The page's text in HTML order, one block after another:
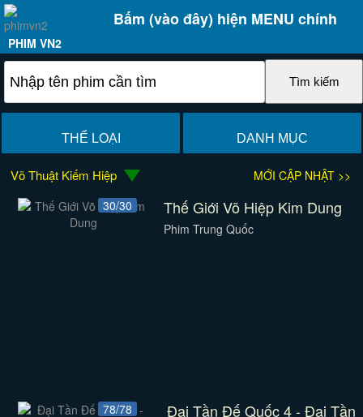
Bấm (vào đây) hiện MENU chính
PHIM VN2
THỂ LOẠI DANH MỤC
Võ Thuật Kiếm Hiệp
MỚI CẬP NHẬT >>
30/30
Thế Giới Võ Hiệp Kim Dung
Phim Trung Quốc
78/78
Đại Tần Đế Quốc 4 - Đại Tần